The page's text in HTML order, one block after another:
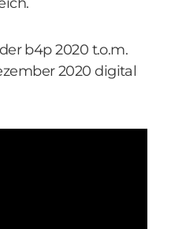
b4p 2020 t.o.m.
2020 digital